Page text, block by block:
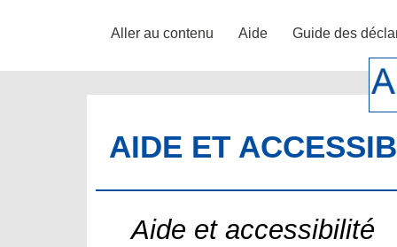
Aller au contenu Aide Guide des
AIDE ET
Aide et accessibilité